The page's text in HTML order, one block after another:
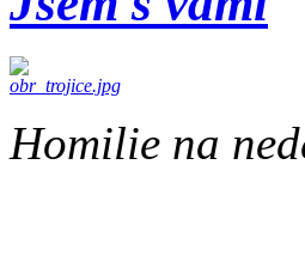
Homilie na